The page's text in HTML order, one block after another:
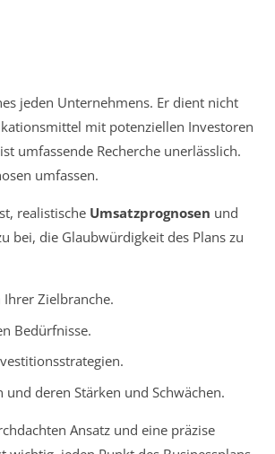
jeden Unternehmens. Er dient nicht
mit potenziellen Investoren
umfassende Recherche unerlässlich.
umfassen.
realistische Umsatzprognosen und
bei, die Glaubwürdigkeit des Plans zu
Zielbranche.
Bedürfnisse.
deren Stärken und Schwächen.
Ansatz und eine präzise